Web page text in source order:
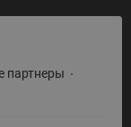
партнеры